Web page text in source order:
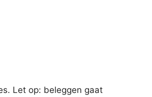
Let op: beleggen gaat